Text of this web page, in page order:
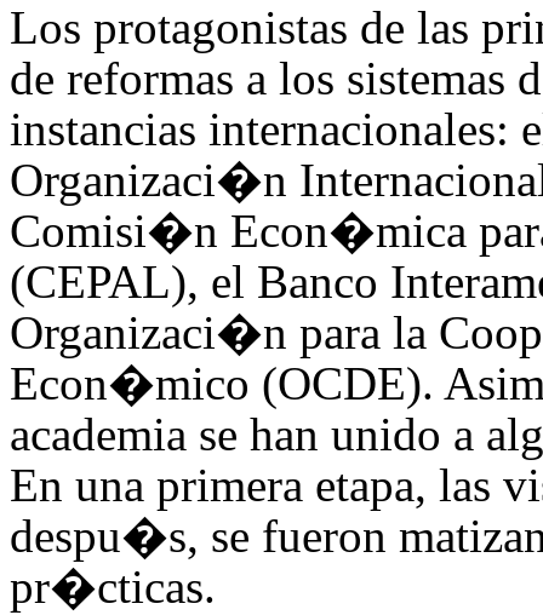
Los protagonistas de las
de reformas a los sistemas
instancias
Organizaci�n
Comisi�n Econ�mica
(CEPAL), el Banco
Organizaci�n para la
Econ�mico (OCDE).
academia se han unido a
En una primera etapa, las
despu�s, se fueron
pr�cticas.